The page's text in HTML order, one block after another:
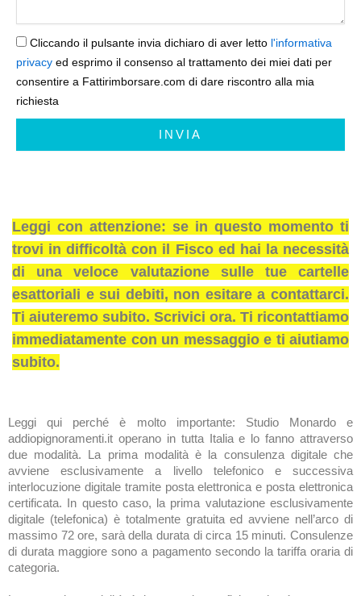
Cliccando il pulsante invia dichiaro di aver letto l'informativa
privacy ed esprimo il consenso al trattamento dei miei dati per
consentire a Fattirimborsare.com di dare riscontro alla mia
richiesta
INVIA
Leggi con attenzione: se in questo momento ti
trovi in difficoltà con il Fisco ed hai la necessità
di una veloce valutazione sulle tue cartelle
esattoriali e sui debiti, non esitare a contattarci.
Ti aiuteremo subito. Scrivici ora. Ti ricontattiamo
immediatamente con un messaggio e ti aiutiamo
subito.
Leggi qui perché è molto importante: Studio Monardo e
addiopignoramenti.it operano in tutta Italia e lo fanno attraverso
due modalità. La prima modalità è la consulenza digitale che
avviene esclusivamente a livello telefonico e successiva
interlocuzione digitale tramite posta elettronica e posta elettronica
certificata. In questo caso, la prima valutazione esclusivamente
digitale (telefonica) è totalmente gratuita ed avviene nell’arco di
massimo 72 ore, sarà della durata di circa 15 minuti. Consulenze
di durata maggiore sono a pagamento secondo la tariffa oraria di
categoria.